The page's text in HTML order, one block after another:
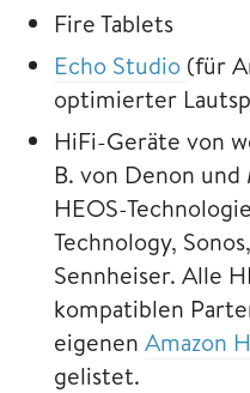
Fire Tablets
Echo Studio (für
optimierter
HiFi-Geräte von
B. von Denon
HEOS-
Technology,
Sennheiser. Alle
kompatiblen
eigenen Amazon
gelistet.